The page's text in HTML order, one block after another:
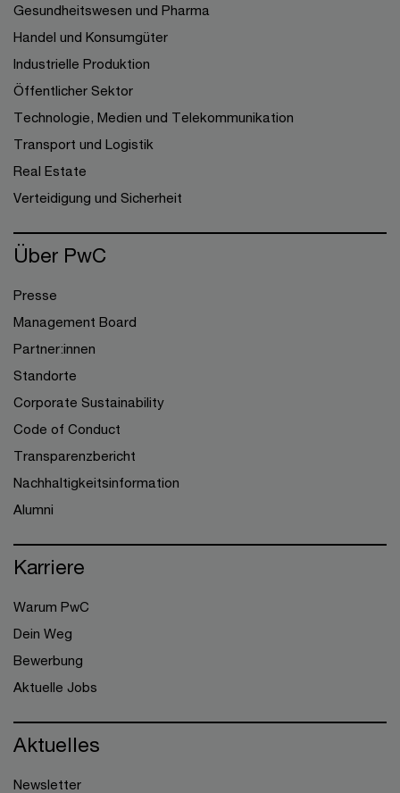
Gesundheitswesen und Pharma
Handel und Konsumgüter
Industrielle Produktion
Öffentlicher Sektor
Technologie, Medien und Telekommunikation
Transport und Logistik
Real Estate
Verteidigung und Sicherheit
Über PwC
Presse
Management Board
Partner:innen
Standorte
Corporate Sustainability
Code of Conduct
Transparenzbericht
Nachhaltigkeitsinformation
Alumni
Karriere
Warum PwC
Dein Weg
Bewerbung
Aktuelle Jobs
Aktuelles
Newsletter